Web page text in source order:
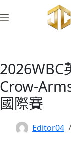
至
容
2026WBC
Crow-
國際賽
Editor04